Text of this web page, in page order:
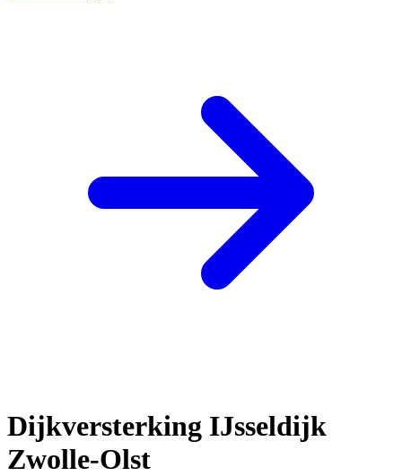
Dijkversterking IJsseldijk
Zwolle-Olst